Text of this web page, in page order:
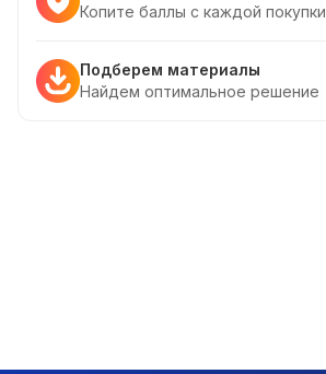
Копите баллы с каждой покупки
Подберем материалы
Найдем оптимальное решение